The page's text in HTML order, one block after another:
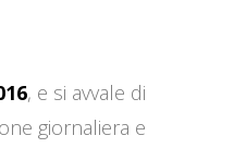
, e si avvale di
giornaliera e